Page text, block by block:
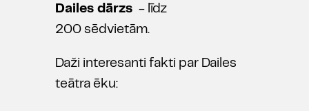
Dailes dārzs - līdz
200 sēdvietām.
Daži interesanti fakti par Dailes
teātra ēku: